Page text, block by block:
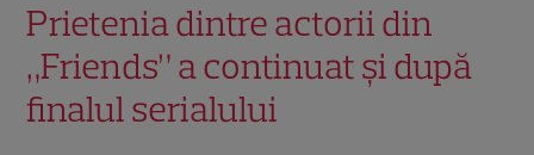
Prietenia dintre actorii din
„Friends” a continuat și după
finalul serialului